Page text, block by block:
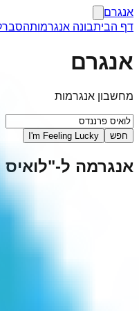
אנגרם
דף הביתבונה אנגרמותהסבר
אנגרם
מחשבון אנגרמות
חפש I'm Feeling Lucky
אנגרמה ל-"